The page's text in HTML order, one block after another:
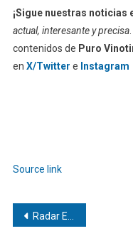
¡Sigue nuestras noticias
actual, interesante y precisa
contenidos de Puro
en X/Twitter e Instagram
Source link
Navegación
Radar Expok, mayo 2026, Semana 1